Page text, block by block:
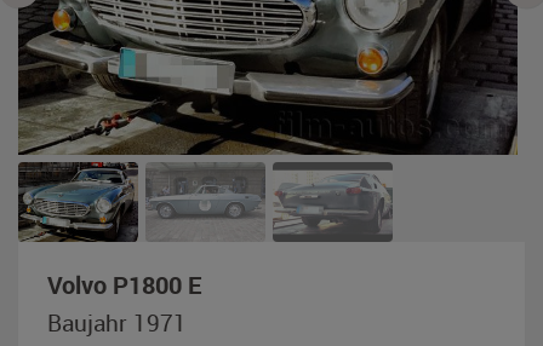
Volvo P1800 E,
Baujahr 1971